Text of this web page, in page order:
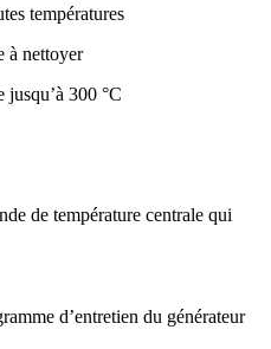
températures
à nettoyer
jusqu’à 300 °C
de température centrale qui
d’entretien du générateur